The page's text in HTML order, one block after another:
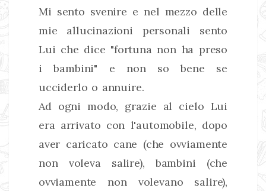
Mi sento svenire e nel mezzo delle
mie allucinazioni personali sento
Lui che dice "fortuna non ha preso
i bambini" e non so bene se
ucciderlo o annuire.
Ad ogni modo, grazie al cielo Lui
era arrivato con l'automobile, dopo
aver caricato cane (che ovviamente
non voleva salire), bambini (che
ovviamente non volevano salire),